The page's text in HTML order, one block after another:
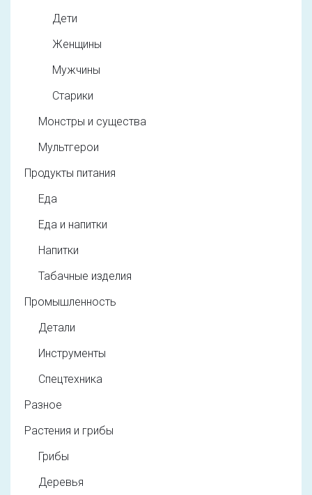
Дети
Женщины
Мужчины
Старики
Монстры и существа
Мультгерои
Продукты питания
Еда
Еда и напитки
Напитки
Табачные изделия
Промышленность
Детали
Инструменты
Спецтехника
Разное
Растения и грибы
Грибы
Деревья